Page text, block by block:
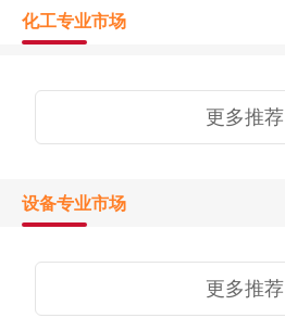
化工专业市场
更多推荐
设备专业市场
更多推荐